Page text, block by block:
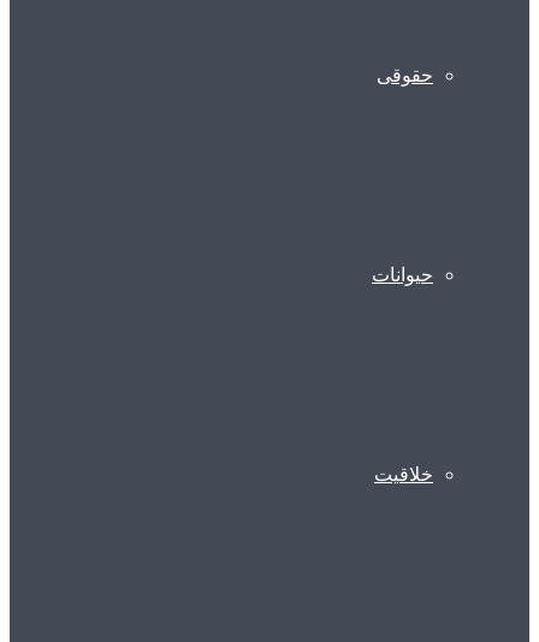
حقوقی
حیوانات
خلاقیت